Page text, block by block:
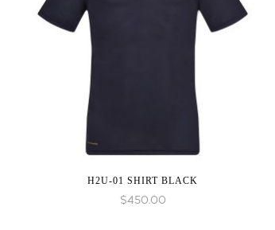
H2U-01 SHIRT BLACK
$450.00